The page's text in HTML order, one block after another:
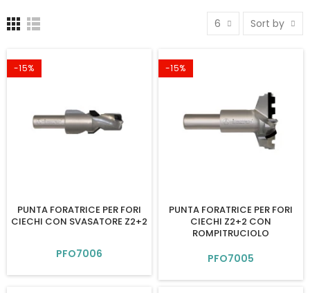
6 Sort by
-15%
PUNTA FORATRICE PER FORI
CIECHI CON SVASATORE Z2+2
PFO7006
-15%
PUNTA FORATRICE PER FORI
CIECHI Z2+2 CON
ROMPITRUCIOLO
PFO7005